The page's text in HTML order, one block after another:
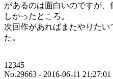
があるのは面白いのですが
しかったところ。
次回作があればまたやりた
た。
12345
No.29663 - 2016-06-11 21:27:01